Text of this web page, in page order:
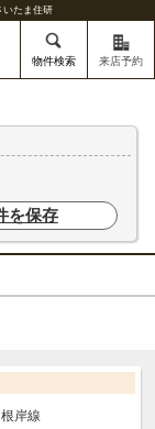
いたま住研
物件検索 来店予約
を保存
岸線